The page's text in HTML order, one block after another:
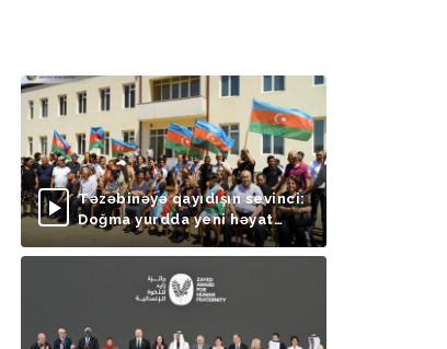
Təzəbinəyə qayıdışın sevinci:
Doğma yurdda yeni həyat
başlayır